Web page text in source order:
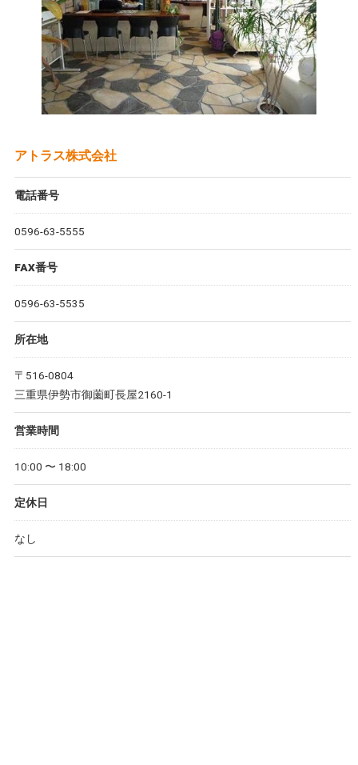
アトラス株式会社
電話番号
0596-63-5555
FAX番号
0596-63-5535
所在地
〒516-0804
三重県伊勢市御薗町長屋2160-1
営業時間
10:00 〜 18:00
定休日
なし